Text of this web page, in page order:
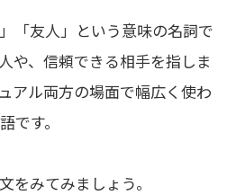
「友人」という意味の名詞で
や、信頼できる相手を指しま
アル両方の場面で幅広く使わ
です。
をみてみましょう。